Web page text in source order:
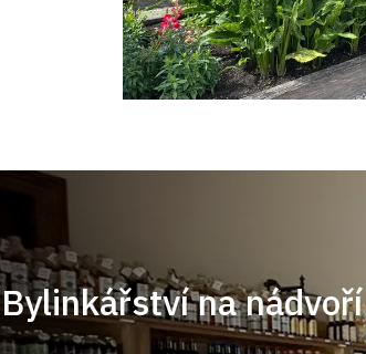
Bylinkářství na nádvoří